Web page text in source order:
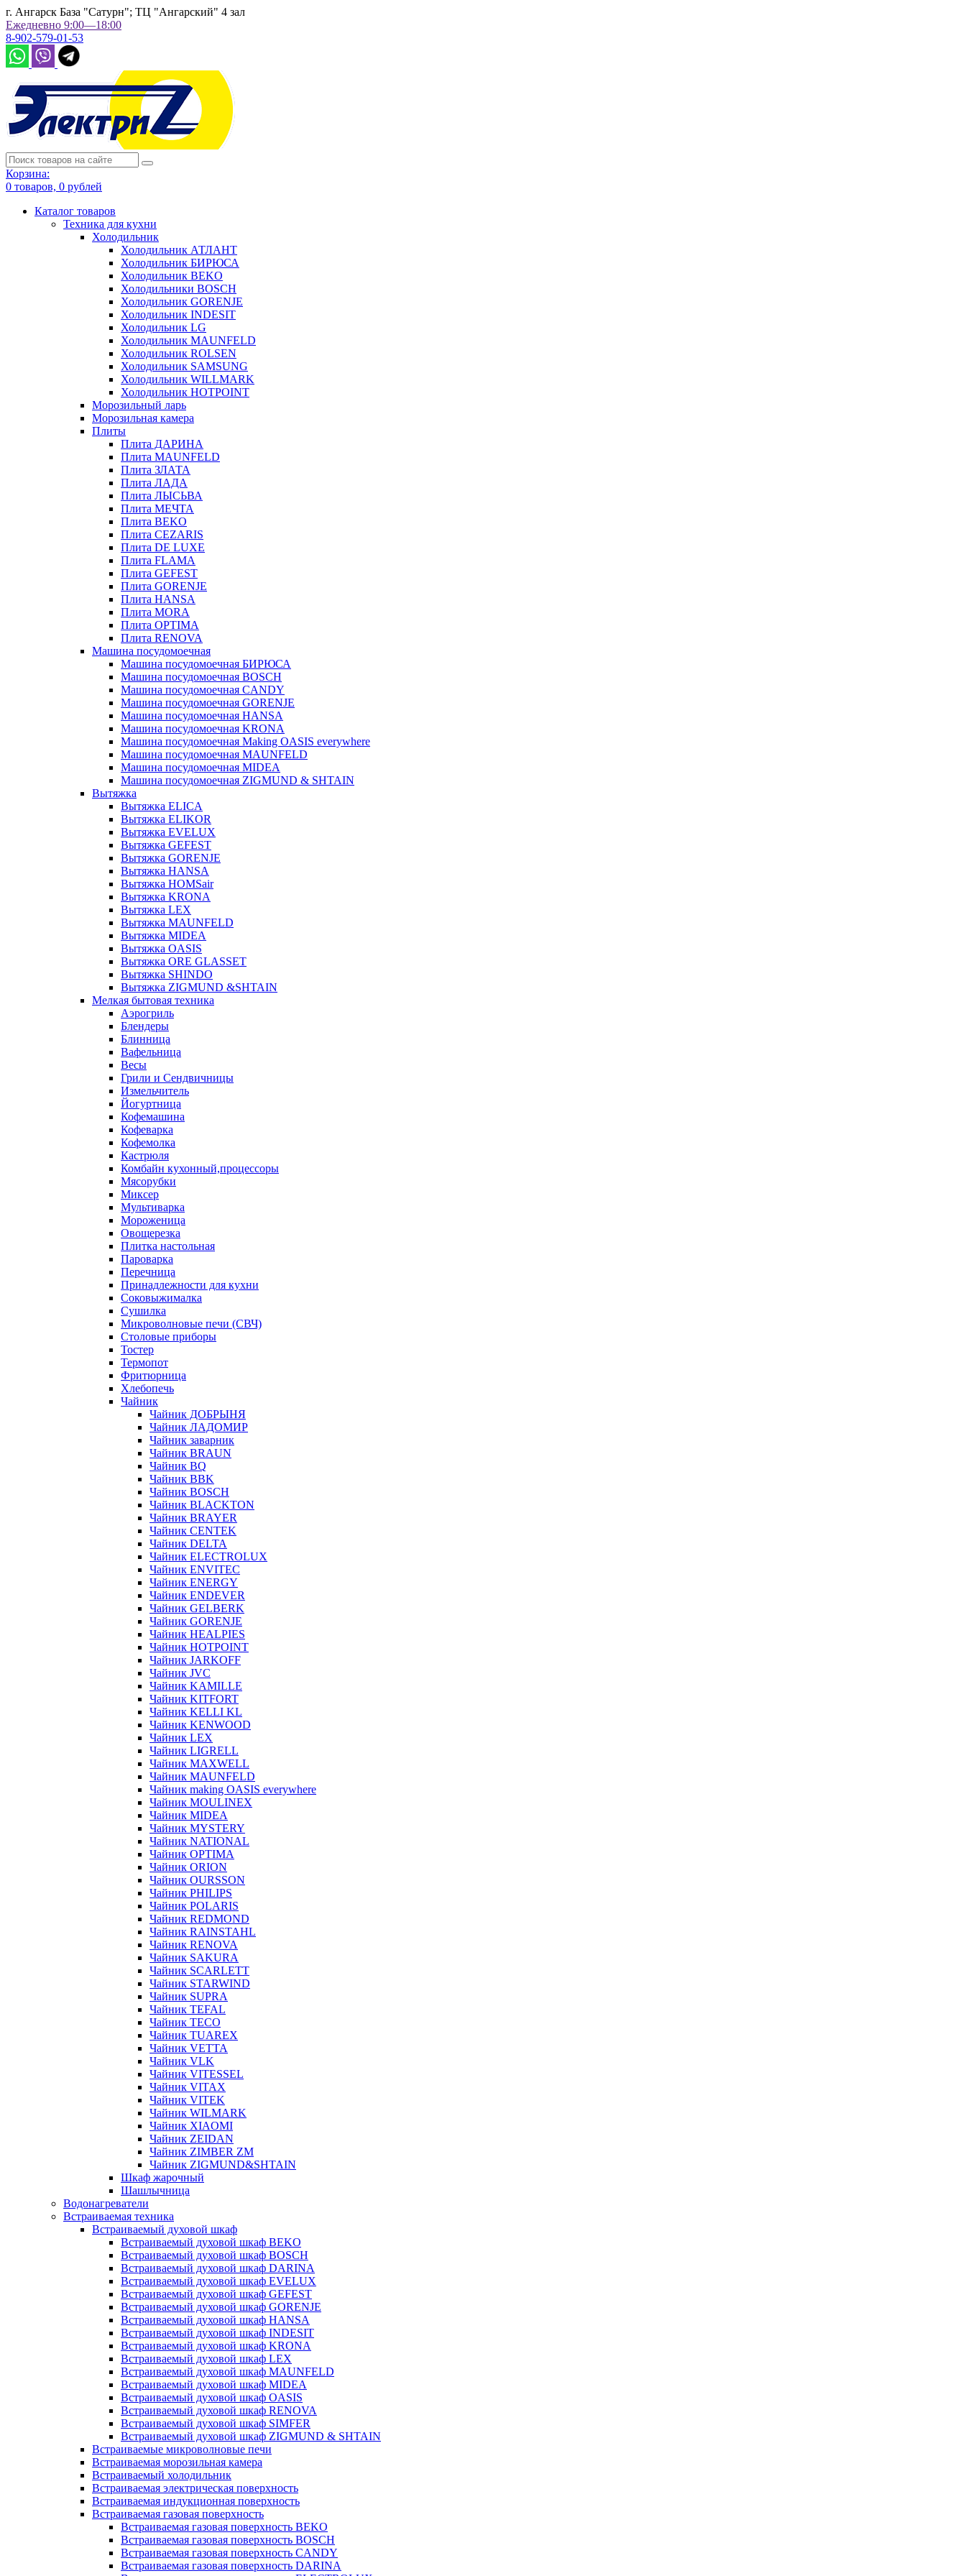
г. Ангарск База "Сатурн"; ТЦ "Ангарский" 4 зал
Ежедневно 9:00—18:00
8-902-579-01-53
Корзина:
0 товаров, 0 рублей
Каталог товаров
Техника для кухни
Холодильник
Холодильник АТЛАНТ
Холодильник БИРЮСА
Холодильник BEKO
Холодильники BOSCH
Холодильник GORENJE
Холодильник INDESIT
Холодильник LG
Холодильник MAUNFELD
Холодильник ROLSEN
Холодильник SAMSUNG
Холодильник WILLMARK
Холодильник HOTPOINT
Морозильный ларь
Морозильная камера
Плиты
Плита ДАРИНА
Плита MAUNFELD
Плита ЗЛАТА
Плита ЛАДА
Плита ЛЫСЬВА
Плита МЕЧТА
Плита BEKO
Плита CEZARIS
Плита DE LUXE
Плита FLAMA
Плита GEFEST
Плита GORENJE
Плита HANSA
Плита MORA
Плита OPTIMA
Плита RENOVA
Машина посудомоечная
Машина посудомоечная БИРЮСА
Машина посудомоечная BOSCH
Машина посудомоечная CANDY
Машина посудомоечная GORENJE
Машина посудомоечная HANSA
Машина посудомоечная KRONA
Машина посудомоечная Making OASIS everywhere
Машина посудомоечная MAUNFELD
Машина посудомоечная MIDEA
Машина посудомоечная ZIGMUND & SHTAIN
Вытяжка
Вытяжка ELICA
Вытяжка ELIKOR
Вытяжка EVELUX
Вытяжка GEFEST
Вытяжка GORENJE
Вытяжка HANSA
Вытяжка HOMSair
Вытяжка KRONA
Вытяжка LEX
Вытяжка MAUNFELD
Вытяжка MIDEA
Вытяжка OASIS
Вытяжка ORE GLASSET
Вытяжка SHINDO
Вытяжка ZIGMUND &SHTAIN
Мелкая бытовая техника
Аэрогриль
Блендеры
Блинница
Вафельница
Весы
Грили и Сендвичницы
Измельчитель
Йогуртница
Кофемашина
Кофеварка
Кофемолка
Кастрюля
Комбайн кухонный,процессоры
Мясорубки
Миксер
Мультиварка
Мороженица
Овощерезка
Плитка настольная
Пароварка
Перечница
Принадлежности для кухни
Соковыжималка
Сушилка
Микроволновые печи (СВЧ)
Столовые приборы
Тостер
Термопот
Фритюрница
Хлебопечь
Чайник
Чайник ДОБРЫНЯ
Чайник ЛАДОМИР
Чайник заварник
Чайник BRAUN
Чайник BQ
Чайник BBK
Чайник BOSCH
Чайник BLACKTON
Чайник BRAYER
Чайник CENTEK
Чайник DELTA
Чайник ELECTROLUX
Чайник ENVITEC
Чайник ENERGY
Чайник ENDEVER
Чайник GELBERK
Чайник GORENJE
Чайник HEALPIES
Чайник HOTPOINT
Чайник JARKOFF
Чайник JVC
Чайник KAMILLE
Чайник KITFORT
Чайник KELLI KL
Чайник KENWOOD
Чайник LEX
Чайник LIGRELL
Чайник MAXWELL
Чайник MAUNFELD
Чайник making OASIS everywhere
Чайник MOULINEX
Чайник MIDEA
Чайник MYSTERY
Чайник NATIONAL
Чайник OPTIMA
Чайник ORION
Чайник OURSSON
Чайник PHILIPS
Чайник POLARIS
Чайник REDMOND
Чайник RAINSTAHL
Чайник RENOVA
Чайник SAKURA
Чайник SCARLETT
Чайник STARWIND
Чайник SUPRA
Чайник TEFAL
Чайник TECO
Чайник TUAREX
Чайник VETTA
Чайник VLK
Чайник VITESSEL
Чайник VITAX
Чайник VITEK
Чайник WILMARK
Чайник XIAOMI
Чайник ZEIDAN
Чайник ZIMBER ZM
Чайник ZIGMUND&SHTAIN
Шкаф жарочный
Шашлычница
Водонагреватели
Встраиваемая техника
Встраиваемый духовой шкаф
Встраиваемый духовой шкаф BEKO
Встраиваемый духовой шкаф BOSCH
Встраиваемый духовой шкаф DARINA
Встраиваемый духовой шкаф EVELUX
Встраиваемый духовой шкаф GEFEST
Встраиваемый духовой шкаф GORENJE
Встраиваемый духовой шкаф HANSA
Встраиваемый духовой шкаф INDESIT
Встраиваемый духовой шкаф KRONA
Встраиваемый духовой шкаф LEX
Встраиваемый духовой шкаф MAUNFELD
Встраиваемый духовой шкаф MIDEA
Встраиваемый духовой шкаф OASIS
Встраиваемый духовой шкаф RENOVA
Встраиваемый духовой шкаф SIMFER
Встраиваемый духовой шкаф ZIGMUND & SHTAIN
Встраиваемые микроволновые печи
Встраиваемая морозильная камера
Встраиваемый холодильник
Встраиваемая электрическая поверхность
Встраиваемая индукционная поверхность
Встраиваемая газовая поверхность
Встраиваемая газовая поверхность BEKO
Встраиваемая газовая поверхность BOSCH
Встраиваемая газовая поверхность CANDY
Встраиваемая газовая поверхность DARINA